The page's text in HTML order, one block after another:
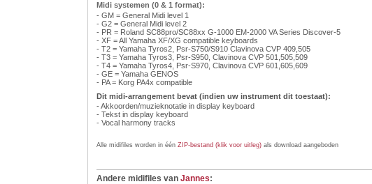
Midi systemen (0 & 1 format):
- GM = General Midi level 1
- G2 = General Midi level 2
- PR = Roland SC88pro/SC88xx G-1000 EM-2000 VA Series Discover-5
- XF = All Yamaha XF/XG compatible keyboards
- T2 = Yamaha Tyros2, Psr-S750/S910 Clavinova CVP 409,505
- T3 = Yamaha Tyros3, Psr-S950, Clavinova CVP 501,505,509
- T4 = Yamaha Tyros4, Psr-S970, Clavinova CVP 601,605,609
- GE = Yamaha GENOS
- PA = Korg PA4x compatible
Dit midi-arrangement bevat (indien uw instrument dit toestaat):
- Akkoorden/muzieknotatie in display keyboard
- Tekst in display keyboard
- Vocal harmony tracks
Alle midifiles worden in één ZIP-bestand (klik voor uitleg) als download aangeboden
Andere midifiles van Jannes: